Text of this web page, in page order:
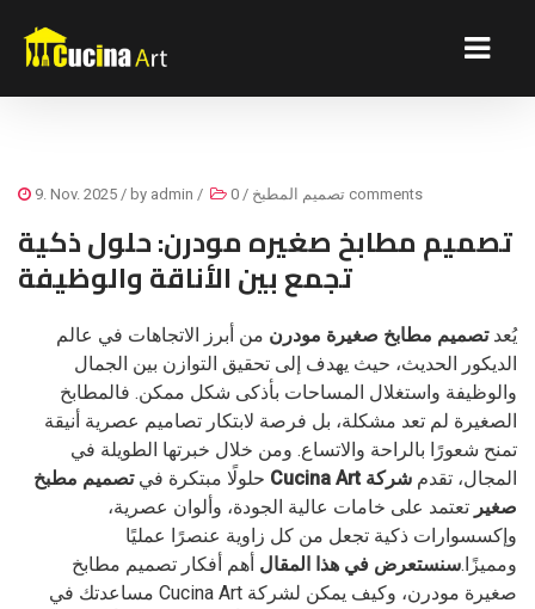
9. Nov. 2025 / by admin / تصميم المطبخ / 0 comments
تصميم مطابخ صغيره مودرن: حلول ذكية
تجمع بين الأناقة والوظيفة
يُعدتصميم مطابخ صغيرة مودرن من أبرز الاتجاهات في عالم
الديكور الحديث، حيث يهدف إلى تحقيق التوازن بين الجمال
والوظيفة واستغلال المساحات بأذكى شكل ممكن. فالمطابخ
الصغيرة لم تعد مشكلة، بل فرصة لابتكار تصاميم عصرية أنيقة
تمنح شعورًا بالراحة والاتساع. ومن خلال خبرتها الطويلة في
المجال، تقدم شركة Cucina Art حلولًا مبتكرة فيتصميم مطبخ
صغير تعتمد على خامات عالية الجودة، وألوان عصرية،
وإكسسوارات ذكية تجعل من كل زاوية عنصرًا عمليًا
ومميزًا.سنستعرض في هذا المقال أهم أفكار تصميم مطابخ
صغيرة مودرن، وكيف يمكن لشركة Cucina Art مساعدتك في